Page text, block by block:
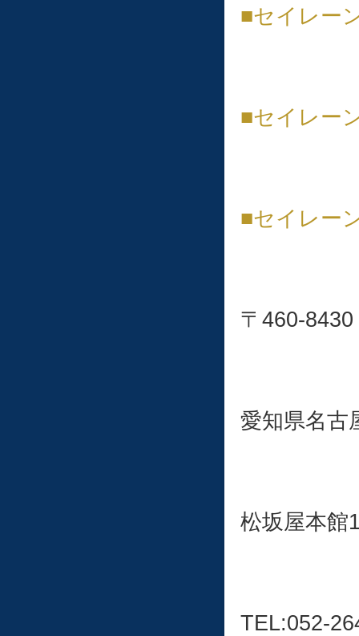
■セイレー
■︎セイレー
■セイレー
〒460-8430
愛知県名古
松坂屋本館
TEL:052-